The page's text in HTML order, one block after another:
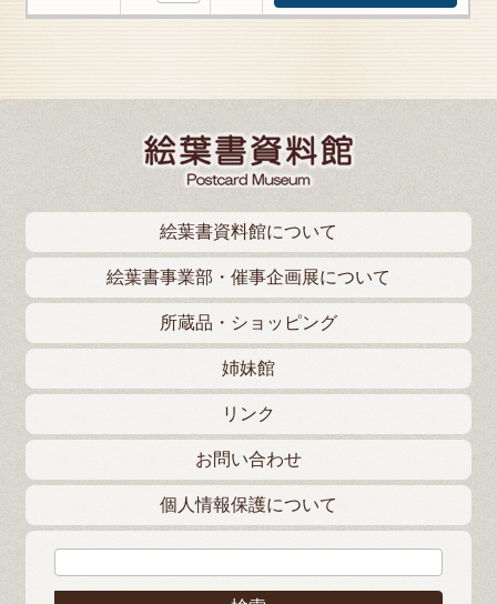
絵葉書資料館について
絵葉書事業部・催事企画展について
所蔵品・ショッピング
姉妹館
リンク
お問い合わせ
個人情報保護について